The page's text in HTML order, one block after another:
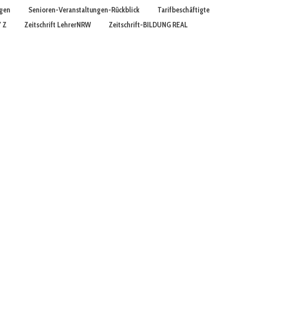
Senioren-Veranstaltungen-Rückblick
Tarifbeschäftigte
Z Zeitschrift LehrerNRW Zeitschrift-BILDUNG REAL